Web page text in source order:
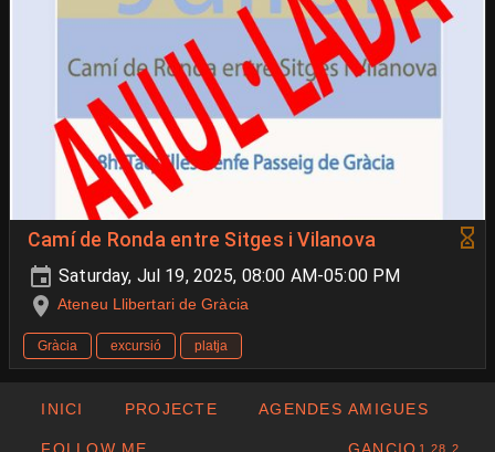
Camí de Ronda entre Sitges i Vilanova
Saturday, Jul 19, 2025, 08:00 AM-05:00 PM
Ateneu Llibertari de Gràcia
Gràcia excursió platja
INICI PROJECTE AGENDES AMIGUES
1.28.2